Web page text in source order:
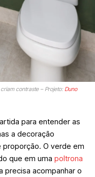
contraste – Projeto: Duno
para entender as
a decoração
O verde em
que em uma poltrona
precisa acompanhar o